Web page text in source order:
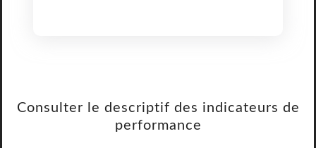
Consulter le descriptif des indicateurs de
performance